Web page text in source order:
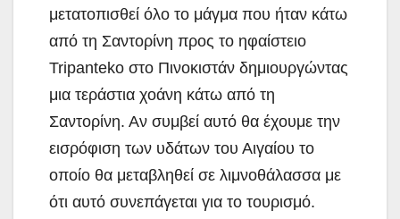
μετατοπισθεί όλο το μάγμα που ήταν κάτω
από τη Σαντορίνη προς το ηφαίστειο
Tripanteko στο Πινοκιστάν δημιουργώντας
μια τεράστια χοάνη κάτω από τη
Σαντορίνη. Αν συμβεί αυτό θα έχουμε την
εισρόφιση των υδάτων του Αιγαίου το
οποίο θα μεταβληθεί σε λιμνοθάλασσα με
ότι αυτό συνεπάγεται για το τουρισμό.